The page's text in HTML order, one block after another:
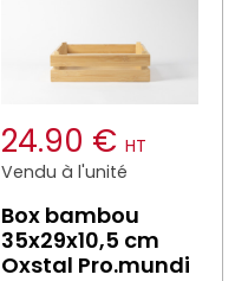
24.90 € HT
Vendu à l'unité
Box bambou
35x29x10,5 cm
Oxstal Pro.mundi